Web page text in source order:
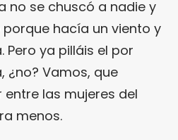
no se chuscó a nadie y
hacía un viento y
Pero ya pilláis el por
¿no? Vamos, que
las mujeres del
menos.